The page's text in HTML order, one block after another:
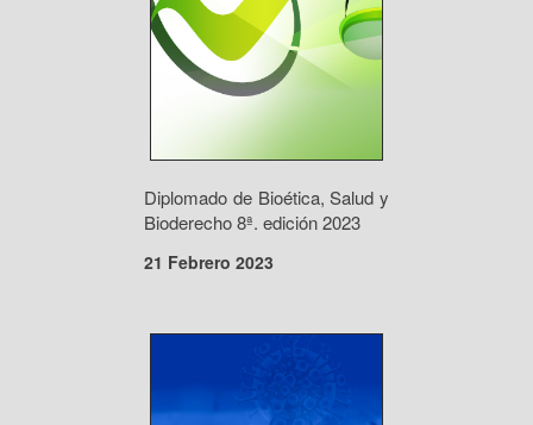
Diplomado de Bioética, Salud y
Bioderecho 8ª. edición 2023
21 Febrero 2023